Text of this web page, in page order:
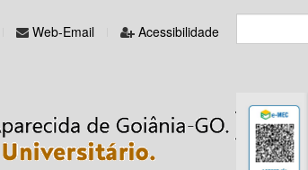
Web-Email Acessibilidade